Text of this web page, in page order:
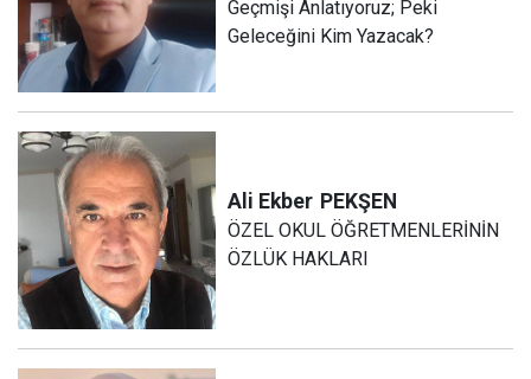
Geçmişi Anlatıyoruz; Peki
Geleceğini Kim Yazacak?
Ali Ekber PEKŞEN
ÖZEL OKUL ÖĞRETMENLERİNİN
ÖZLÜK HAKLARI